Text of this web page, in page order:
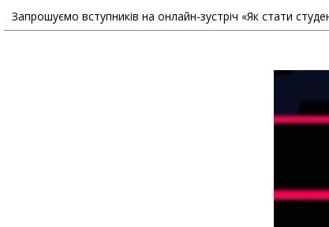
Запрошуємо вступників на онлайн-зустріч «Як стати